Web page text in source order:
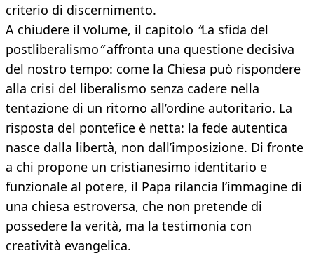
criterio di discernimento.
A chiudere il volume, il capitolo “La sfida del
postliberalismo”affronta una questione decisiva
del nostro tempo: come la Chiesa può rispondere
alla crisi del liberalismo senza cadere nella
tentazione di un ritorno all’ordine autoritario. La
risposta del pontefice è netta: la fede autentica
nasce dalla libertà, non dall’imposizione. Di fronte
a chi propone un cristianesimo identitario e
funzionale al potere, il Papa rilancia l’immagine di
una chiesa estroversa, che non pretende di
possedere la verità, ma la testimonia con
creatività evangelica.